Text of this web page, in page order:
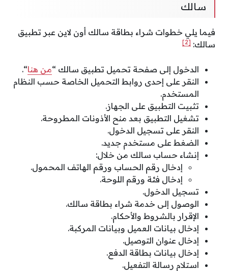
سالك
فيما يلي خطوات شراء بطاقة سالك أون لاين عبر تطبيق
سالك: [2]
الدخول إلى صفحة تحميل تطبيق سالك “من هنا“.
النقر على إحدى روابط التحميل الخاصة حسب النظام
المستخدم.
تثبيت التطبيق على الجهاز.
تشغيل التطبيق بعد منح الأذونات المطروحة.
النقر على تسجيل الدخول.
الضغط على مستخدم جديد.
إنشاء حساب سالك من خلال:
إدخال رقم الحساب ورقم الهاتف المحمول.
إدخال فئة ورقم اللوحة.
تسجيل الدخول.
الوصول إلى خدمة شراء بطاقة سالك.
الإقرار بالشروط والأحكام.
إدخال بيانات العميل وبيانات المركبة.
إدخال عنوان التوصيل.
إدخال بيانات بطاقة الدفع.
استلام رسالة التفعيل.